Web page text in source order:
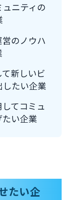
ニティの
のノウハ
新しいビ
したい企業
てコミュ
い企業
たい企